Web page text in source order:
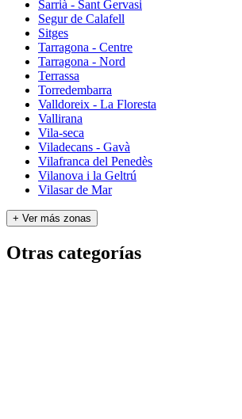
Sarrià - Sant Gervasi
Segur de Calafell
Sitges
Tarragona - Centre
Tarragona - Nord
Terrassa
Torredembarra
Valldoreix - La Floresta
Vallirana
Vila-seca
Viladecans - Gavà
Vilafranca del Penedès
Vilanova i la Geltrú
Vilasar de Mar
+ Ver más zonas
Otras categorías